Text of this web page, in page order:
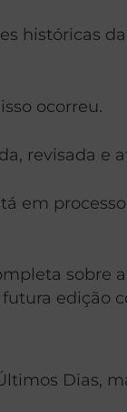
históricas
ocorreu.
revisada e
sobre
edição
Dias,